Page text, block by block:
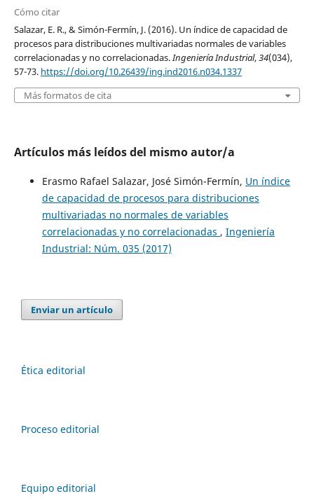
Cómo citar
Salazar, E. R., & Simón-Fermín, J. (2016). Un índice de capacidad de
procesos para distribuciones multivariadas normales de variables
correlacionadas y no correlacionadas.Ingeniería Industrial,34(034),
57-73. https://doi.org/10.26439/ing.ind2016.n034.1337
Más formatos de cita
Artículos más leídos del mismo autor/a
Erasmo Rafael Salazar, José Simón-Fermín, Un índice
de capacidad de procesos para distribuciones
multivariadas no normales de variables
correlacionadas y no correlacionadas , Ingeniería
Industrial: Núm. 035 (2017)
Enviar un artículo
Ética editorial
Proceso editorial
Equipo editorial